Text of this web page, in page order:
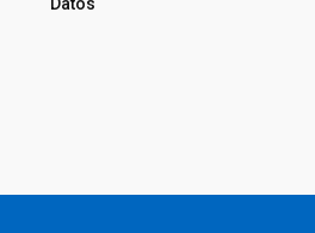
Datos